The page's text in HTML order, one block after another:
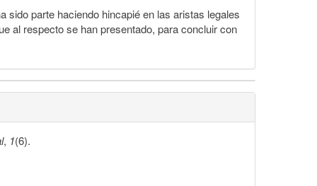
sido parte haciendo hincapié en las aristas legales
al respecto se han presentado, para concluir con
, 1(6).